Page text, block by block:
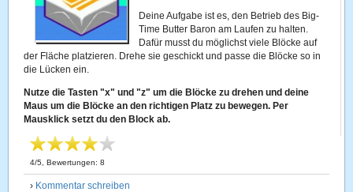
Deine Aufgabe ist es, den Betrieb des Big-
Time Butter Baron am Laufen zu halten.
Dafür musst du möglichst viele Blöcke auf
der Fläche platzieren. Drehe sie geschickt und passe die Blöcke so in
die Lücken ein.
Nutze die Tasten "x" und "z" um die Blöcke zu drehen und deine
Maus um die Blöcke an den richtigen Platz zu bewegen. Per
Mausklick setzt du den Block ab.
4/5 , Bewertungen:8
› Kommentar schreiben